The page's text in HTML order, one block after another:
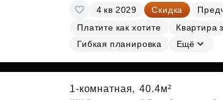
4 кв 2029 Скидка
Платите как хотите
Квартира
Гибкая планировка
Ещё
1-комнатная, 40.4м²